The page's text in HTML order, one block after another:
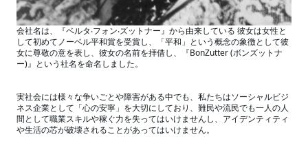
会社名は、『ベルタ‧フォン‧ズットナー』から由来している 彼⼥は⼥性と
して初めてノーベル平和賞を受賞し、「平和」という概念の象徴として彼
⼥に尊敬の意を表し、彼⼥の名前を拝借し、『BonZutter (ボンズットナ
ー)』という社名を命名しました。
実社会には様々な争いごとや障害がある中でも、私たちはソーシャルビジ
ネス企業として「⼼の安寧」を⼤切にしており、難⺠や流⺠でも⼀⼈の⼈
間として職業スキルや稼ぐ⼒を失ってはいけませんし、アイデンティティ
や⽣活の芯が破壊されることがあってはいけません。